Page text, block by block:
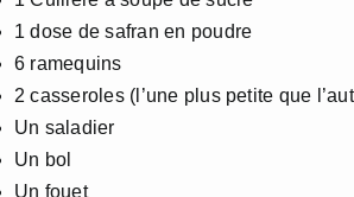
1 dose de safran en poudre
6 ramequins
2 casseroles (l’une plus petite que
Un saladier
Un bol
Un fouet